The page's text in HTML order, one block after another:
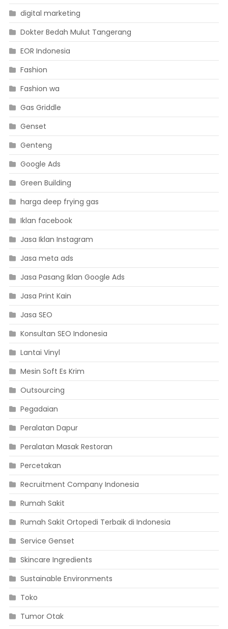
digital marketing
Dokter Bedah Mulut Tangerang
EOR Indonesia
Fashion
Fashion wa
Gas Griddle
Genset
Genteng
Google Ads
Green Building
harga deep frying gas
Iklan facebook
Jasa Iklan Instagram
Jasa meta ads
Jasa Pasang Iklan Google Ads
Jasa Print Kain
Jasa SEO
Konsultan SEO Indonesia
Lantai Vinyl
Mesin Soft Es Krim
Outsourcing
Pegadaian
Peralatan Dapur
Peralatan Masak Restoran
Percetakan
Recruitment Company Indonesia
Rumah Sakit
Rumah Sakit Ortopedi Terbaik di Indonesia
Service Genset
Skincare Ingredients
Sustainable Environments
Toko
Tumor Otak